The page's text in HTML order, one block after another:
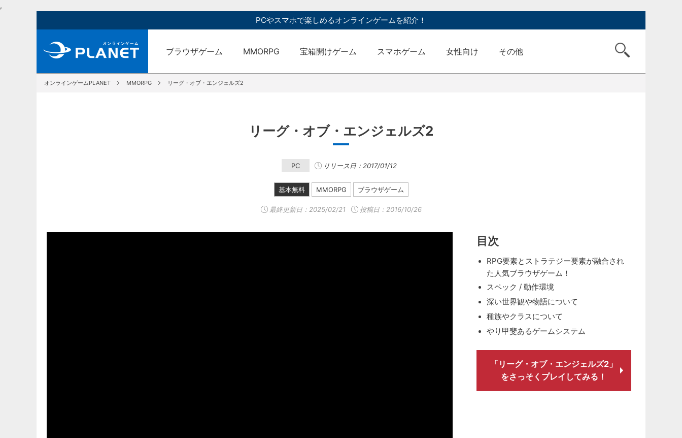
,
PCやスマホで楽しめるオンラインゲームを紹介！
ブラウザゲーム MMORPG 宝箱開けゲーム スマホゲーム 女性向け その他
オンラインゲームPLANET MMORPG リーグ・オブ・エンジェルズ2
リーグ・オブ・エンジェルズ2
PC リリース日：2017/01/12
基本無料 MMORPG ブラウザゲーム
最終更新日： 2025/02/21 投稿日：2016/10/26
目次
RPG要素とストラテジー要素が融合され
た人気ブラウザゲーム！
スペック / 動作環境
深い世界観や物語について
種族やクラスについて
やり甲斐あるゲームシステム
「リーグ・オブ・エンジェルズ2」
をさっそくプレイしてみる！